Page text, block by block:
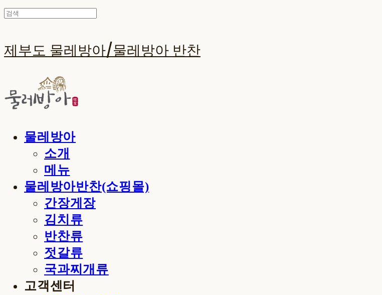
제부도 물레방아/물레방아 반찬
물레방아
소개
메뉴
물레방아반찬(쇼핑몰)
간장게장
김치류
반찬류
젓갈류
국과찌개류
고객센터